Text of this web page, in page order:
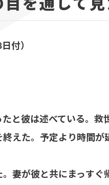
付）
と彼は述べている。救
えた。予定より時間が
妻が彼と共にまっす